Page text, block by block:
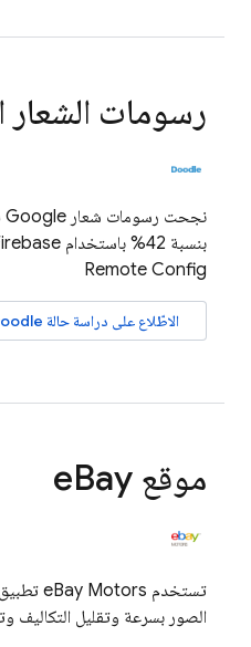
رسومات الشعار
بنسبة 42% باستخدام
Remote Config
الاطّلاع على دراسة حالة Doodle
موقع e Bay
تستخدم eBay Motors تطبيق
الصور بسرعة وتقليل